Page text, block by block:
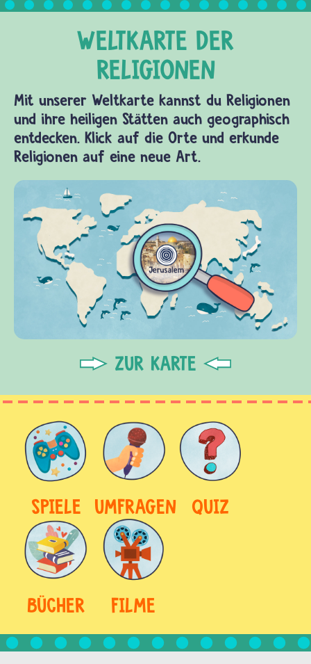
Mit unserer Weltkarte kannst du Religionen
und ihre heiligen Stätten auch geographisch
entdecken. Klick auf die Orte und erkunde
Religionen auf eine neue Art.
ZUR KARTE
SPIELE UMFRAGEN QUIZ
BÜCHER FILME